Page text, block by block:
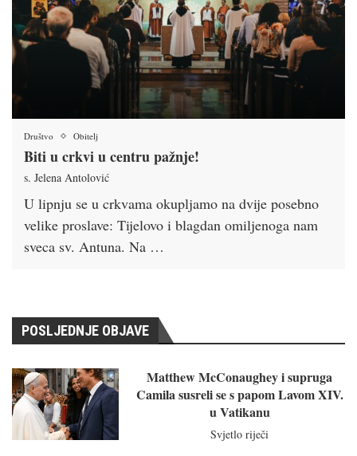
Društvo Obitelj
Biti u crkvi u centru pažnje!
s. Jelena Antolović
U lipnju se u crkvama okupljamo na dvije posebno
velike proslave: Tijelovo i blagdan omiljenoga nam
sveca sv. Antuna. Na …
POSLJEDNJE OBJAVE
Matthew McConaughey i supruga
Camila susreli se s papom Lavom XIV.
u Vatikanu
Svjetlo riječi